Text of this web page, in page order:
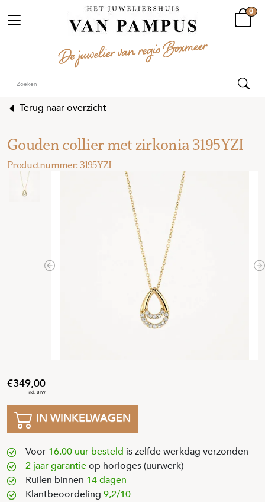
0
Terug naar overzicht
Gouden collier met zirkonia 3195YZI
Previous
349,00
IN WINKELWAGEN
Voor 16.00 uur besteld is zelfde werkdag verzonden
2 jaar garantieop horloges (uurwerk)
Ruilen binnen 14 dagen
Klantbeoordeling 9,2/10